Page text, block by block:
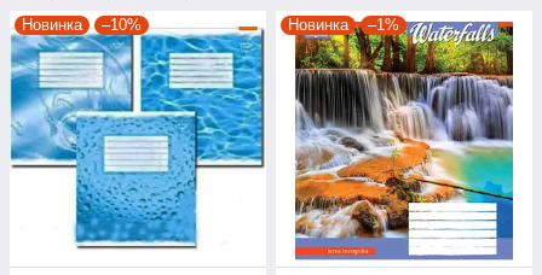
Новинка –10% Новинка –1%